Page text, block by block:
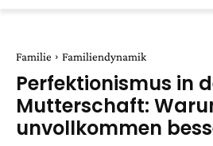
Familie Familiendynamik
Perfektionismus in
Mutterschaft:
unvollkommen